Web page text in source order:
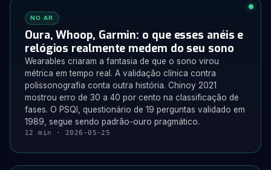
NO AR
Oura, Whoop, Garmin: o que esses anéis e
relógios realmente medem do seu sono
Wearables criaram a fantasia de que o sono virou
métrica em tempo real. A validação clínica contra
polissonografia conta outra história. Chinoy 2021
mostrou erro de 30 a 40 por cento na classificação de
fases. O PSQI, questionário de 19 perguntas validado em
1989, segue sendo padrão-ouro pragmático.
12 min · 2026-05-25